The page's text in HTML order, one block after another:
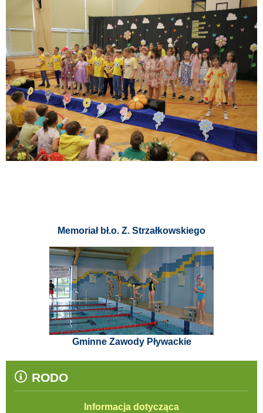
Memoriał bł.o. Z. Strzałkowskiego
Gminne Zawody Pływackie
RODO
Informacja dotycząca